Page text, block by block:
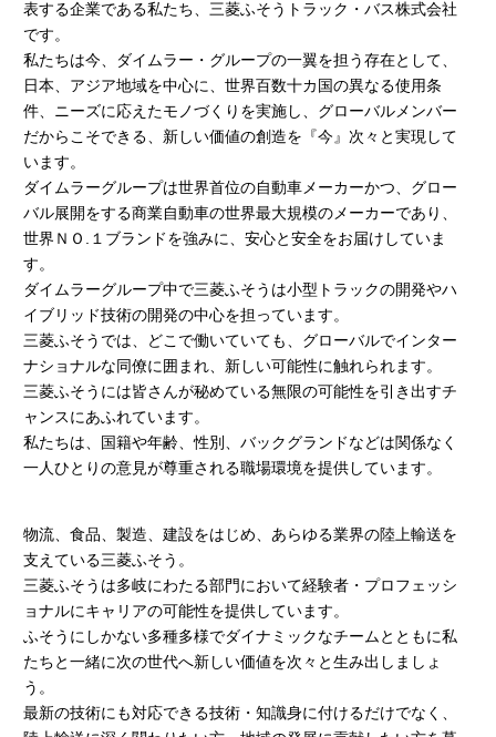
表する企業である私たち、三菱ふそうトラック・バス株式会社
です。
私たちは今、ダイムラー・グループの一翼を担う存在として、
日本、アジア地域を中心に、世界百数十カ国の異なる使用条
件、ニーズに応えたモノづくりを実施し、グローバルメンバー
だからこそできる、新しい価値の創造を『今』次々と実現して
います。
ダイムラーグループは世界首位の自動車メーカーかつ、グロー
バル展開をする商業自動車の世界最大規模のメーカーであり、
世界ＮＯ.１ブランドを強みに、安心と安全をお届けしていま
す。
ダイムラーグループ中で三菱ふそうは小型トラックの開発やハ
イブリッド技術の開発の中心を担っています。
三菱ふそうでは、どこで働いていても、グローバルでインター
ナショナルな同僚に囲まれ、新しい可能性に触れられます。
三菱ふそうには皆さんが秘めている無限の可能性を引き出すチ
ャンスにあふれています。
私たちは、国籍や年齢、性別、バックグランドなどは関係なく
一人ひとりの意見が尊重される職場環境を提供しています。
物流、食品、製造、建設をはじめ、あらゆる業界の陸上輸送を
支えている三菱ふそう。
三菱ふそうは多岐にわたる部門において経験者・プロフェッシ
ョナルにキャリアの可能性を提供しています。
ふそうにしかない多種多様でダイナミックなチームとともに私
たちと一緒に次の世代へ新しい価値を次々と生み出しましょ
う。
最新の技術にも対応できる技術・知識身に付けるだけでなく、